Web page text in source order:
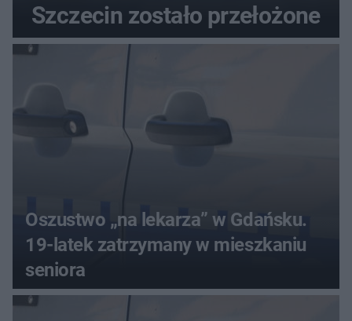
Szczecin zostało przełożone
Oszustwo „na lekarza” w Gdańsku.
19-latek zatrzymany w mieszkaniu
seniora